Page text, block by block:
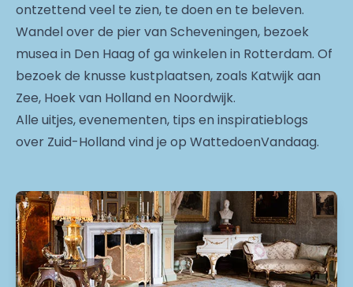
ontzettend veel te zien, te doen en te beleven.
Wandel over de pier van Scheveningen, bezoek
musea in Den Haag of ga winkelen in Rotterdam. Of
bezoek de knusse kustplaatsen, zoals Katwijk aan
Zee, Hoek van Holland en Noordwijk.
Alle uitjes, evenementen, tips en inspiratieblogs
over Zuid-Holland vind je op WattedoenVandaag.